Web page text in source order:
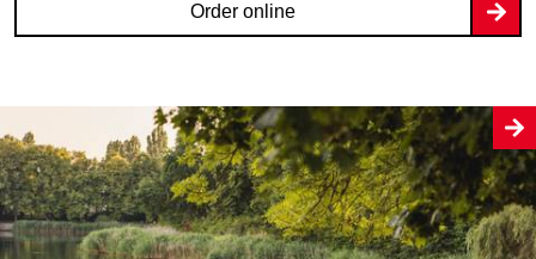
Order online